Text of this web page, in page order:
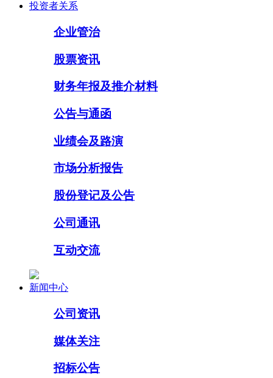
投资者关系
企业管治
股票资讯
财务年报及推介材料
公告与通函
业绩会及路演
市场分析报告
股份登记及公告
公司通讯
互动交流
新闻中心
公司资讯
媒体关注
招标公告